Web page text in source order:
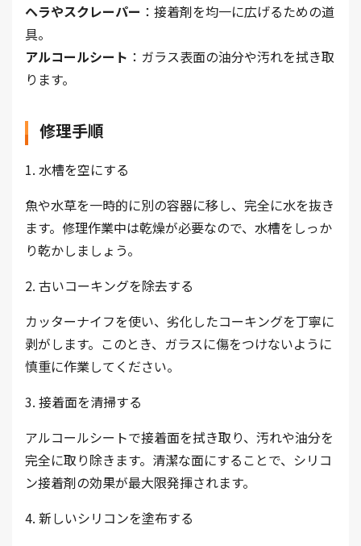
ヘラやスクレーパー ：接着剤を均一に広げるための道
具。
アルコールシート ：ガラス表面の油分や汚れを拭き取
ります。
修理手順
1. 水槽を空にする
魚や水草を一時的に別の容器に移し、完全に水を抜き
ます。修理作業中は乾燥が必要なので、水槽をしっか
り乾かしましょう。
2. 古いコーキングを除去する
カッターナイフを使い、劣化したコーキングを丁寧に
剥がします。このとき、ガラスに傷をつけないように
慎重に作業してください。
3. 接着面を清掃する
アルコールシートで接着面を拭き取り、汚れや油分を
完全に取り除きます。清潔な面にすることで、シリコ
ン接着剤の効果が最大限発揮されます。
4. 新しいシリコンを塗布する